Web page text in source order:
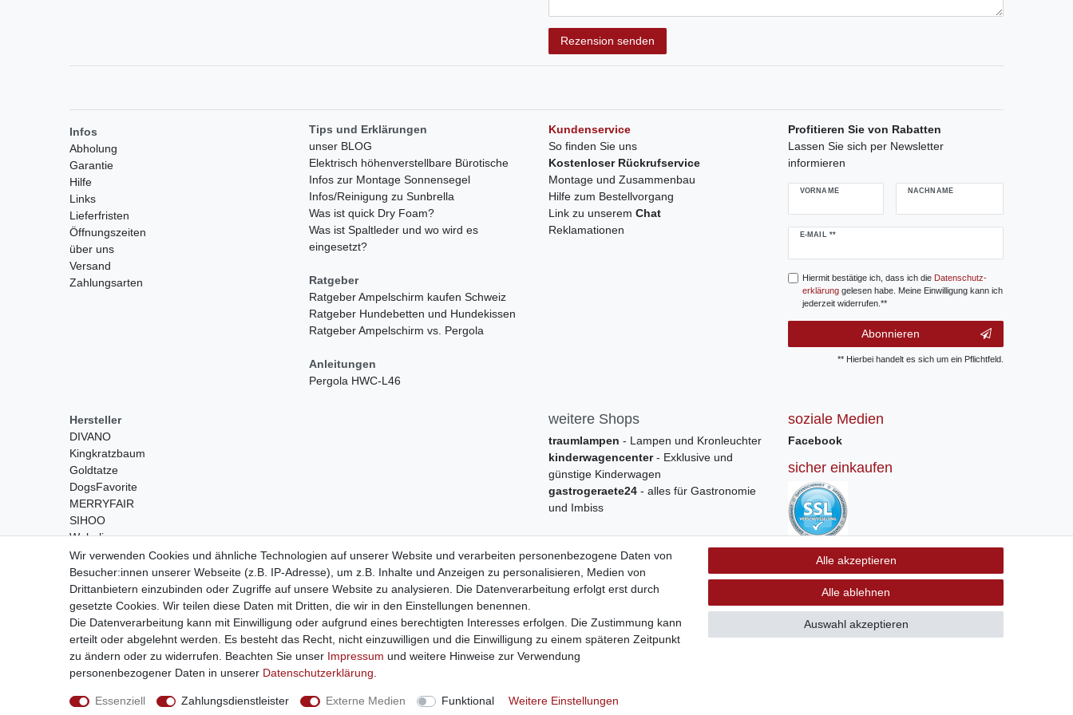
Rezension senden
Infos
Abholung
Garantie
Hilfe
Links
Lieferfristen
Öffnungszeiten
über uns
Versand
Zahlungsarten
Tips und Erklärungen
unser BLOG
Elektrisch höhenverstellbare Bürotische
Infos zur Montage Sonnensegel
Infos/Reinigung zu Sunbrella
Was ist quick Dry Foam?
Was ist Spaltleder und wo wird es
eingesetzt?
Ratgeber
Ratgeber Ampelschirm kaufen Schweiz
Ratgeber Hundebetten und Hundekissen
Ratgeber Ampelschirm vs. Pergola
Anleitungen
Pergola HWC-L46
Kundenservice
So finden Sie uns
Kostenloser Rückrufservice
Montage und Zusammenbau
Hilfe zum Bestellvorgang
Link zu unserem Chat
Reklamationen
Profitieren Sie von Rabatten
Lassen Sie sich per Newsletter
informieren
VORNAME NACHNAME
E-MAIL **
Newsletter
Hiermit bestätige ich, dass ich die Daten­schutz­
erklärunggelesen habe. Meine Einwilligung kann ich
jederzeit widerrufen.**
Abonnieren
** Hierbei handelt es sich um ein Pflichtfeld.
Hersteller
DIVANO
Kingkratzbaum
Goldtatze
DogsFavorite
MERRYFAIR
SIHOO
Wohnling
weitere Shops
traumlampen - Lampen und Kronleuchter
kinderwagencenter- Exklusive und
günstige Kinderwagen
gastrogeraete24 - alles für Gastronomie
und Imbiss
soziale Medien
Facebook
sicher einkaufen
Sichere Bestellung und Zahlung via SSL
Verschlüsselung
Wir verwenden Cookies und ähnliche Technologien auf unserer Website und verarbeiten personenbezogene Daten von
Besucher:innen unserer Webseite (z.B. IP-Adresse), um z.B. Inhalte und Anzeigen zu personalisieren, Medien von
Drittanbietern einzubinden oder Zugriffe auf unsere Website zu analysieren. Die Datenverarbeitung erfolgt erst durch
gesetzte Cookies. Wir teilen diese Daten mit Dritten, die wir in den Einstellungen benennen.
Die Datenverarbeitung kann mit Einwilligung oder aufgrund eines berechtigten Interesses erfolgen. Die Zustimmung kann
erteilt oder abgelehnt werden. Es besteht das Recht, nicht einzuwilligen und die Einwilligung zu einem späteren Zeitpunkt
zu ändern oder zu widerrufen. Beachten Sie unser Impressum und weitere Hinweise zur Verwendung
personenbezogener Daten in unserer Daten­schutz­erklärung
Essenziell Zahlungsdienstleister Externe Medien Funktional Weitere Einstellungen
Alle akzeptieren
Alle ablehnen
Auswahl akzeptieren
Widerrufs­recht
Widerrufs­formular Impressum Daten­schutz­erklärung
© Copyright 2026 | swisshandel24.ch | Firmensitz: 8598 Bottighofen, Schweiz | Hotline +41 56 534 72 67